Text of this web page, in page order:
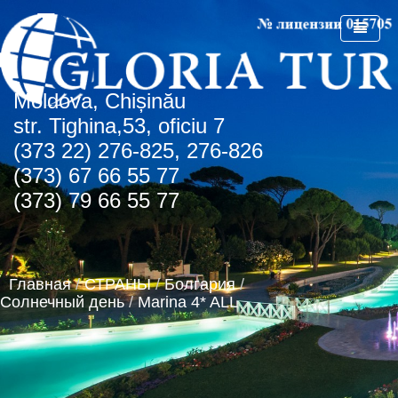
Мoldova, Chișinău
str. Tighina,53, oficiu 7
(373 22) 276-825, 276-826
(373) 67 66 55 77
(373) 79 66 55 77
Главная / СТРАНЫ / Болгария /
Солнечный день / Marina 4* ALL
ГЛАВНАЯ
О КОМПАНИИ
СПЕЦПРЕДЛОЖЕНИЯ
СПО Болгария
СТРАНЫ
Болгария
Албена
Золотые пески
Регион Чайка
Солнечный день
Греция
о.Крит
Турция
Румыния
ОАЭ
НОВОСТИ
КОНТАКТЫ
АГЕНТСТВАМ
Туристическая лицензия
Транспортная лицензия